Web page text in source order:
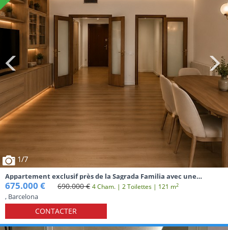
1/7
Appartement exclusif près de la Sagrada Familia avec une
confidentialité maximale
675.000 € 690.000 € 4 Cham. | 2 Toilettes | 121 m2
, Barcelona
CONTACTER